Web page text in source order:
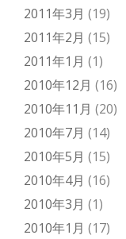
2011年3月 (19)
2011年2月 (15)
2011年1月 (1)
2010年12月 (16)
2010年11月 (20)
2010年7月 (14)
2010年5月 (15)
2010年4月 (16)
2010年3月 (1)
2010年1月 (17)